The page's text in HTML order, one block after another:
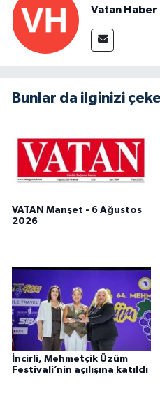
Vatan Haber
Bunlar da ilginizi
VATAN Manşet - 6 Ağustos
2026
İncirli, Mehmetçik Üzüm
Festivali’nin açılışına katıldı